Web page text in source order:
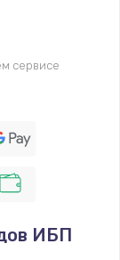
сервисе
ИБП